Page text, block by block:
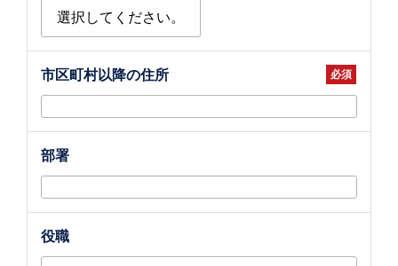
市区町村以降の住所
部署
役職